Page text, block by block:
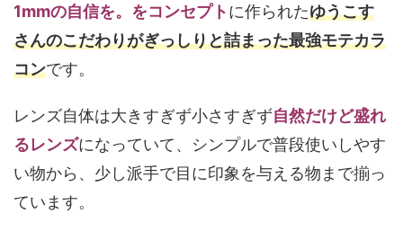
1mmの自信を。をコンセプトに作られたゆうこす
さんのこだわりがぎっしりと詰まった最強モテカラ
コンです。
レンズ自体は大きすぎず小さすぎず自然だけど盛れ
るレンズになっていて、シンプルで普段使いしやす
い物から、少し派手で目に印象を与える物まで揃っ
ています。